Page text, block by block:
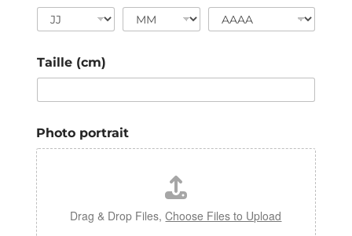
Taille (cm)
Photo portrait
Drag & Drop Files,Choose Files to Upload